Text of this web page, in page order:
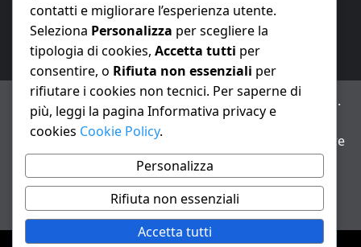
E-mail:redazione@nuovaeconomia.it
ANNO XXIII – Testata giornalistica reg. Trib. Milano n.
487 del 20/9/2002 – Dir. resp. Andrea Fiorini
Avviso IA: alcuni articoli di questo sito possono essere
realizzati con il supporto di sistemi di intelligenza
artificiale con supervisione e verifica di un redattore
Informativa privacy e cookie
contatti e migliorare l’esperienza utente.
Seleziona Personalizza per scegliere la
tipologia di cookies, Accetta tutti per
consentire, o Rifiuta non essenziali per
rifiutare i cookies non tecnici. Per saperne di
più, leggi la pagina Informativa privacy e
cookies Cookie Policy.
Personalizza
Rifiuta non essenziali
Accetta tutti